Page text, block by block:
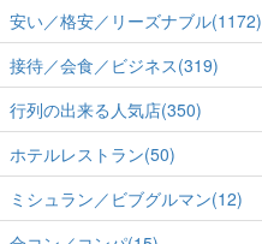
安い／格安／リーズナブル(1172)
接待／会食／ビジネス(319)
行列の出来る人気店(350)
ホテルレストラン(50)
ミシュラン／ビブグルマン(12)